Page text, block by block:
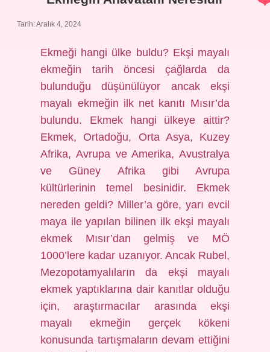
Tarih: Aralık 4, 2024
Ekmeği hangi ülke buldu? Ekşi mayalı
ekmeğin tarih öncesi çağlarda da
bulunduğu düşünülüyor ancak ekşi
mayalı ekmeğin ilk net kanıtı Mısır’da
bulundu. Ekmek hangi ülkeye aittir?
Ekmek, Ortadoğu, Orta Asya, Kuzey
Afrika, Avrupa ve Amerika, Avustralya
ve Güney Afrika gibi Avrupa
kültürlerinin temel besinidir. Ekmek
nereden geldi? Miller’a göre, yarı evcil
maya ile yapılan bilinen ilk ekşi mayalı
ekmek Mısır’dan gelmiş ve MÖ
1000’lere kadar uzanıyor. Ancak Rubel,
Mezopotamyalıların da ekşi mayalı
ekmek yaptıklarına dair kanıtlar olduğu
için, araştırmacılar arasında ekşi
mayalı ekmeğin gerçek kökeni
konusunda tartışmaların devam ettiğini